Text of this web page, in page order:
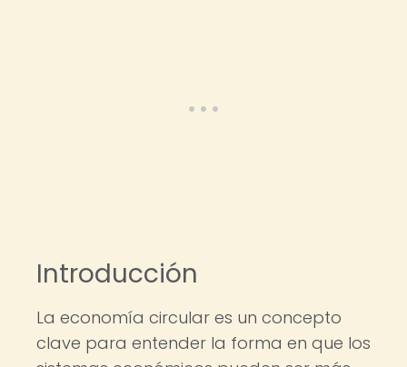
Introducción
La economía circular es un concepto
clave para entender la forma en que los